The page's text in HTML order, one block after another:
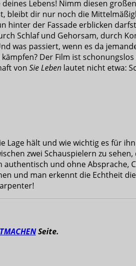
Lebens! Nimm diesen
bleibt dir nur noch die
hinter der Fassade erblicken
Schlaf und Gehorsam, durch
was passiert, wenn es da
Der Film ist
von Sie Leben lautet nicht etwa:
Lage hält und wie wichtig es für
zwei Schauspielern zu sehen,
authentisch und ohne Absprache,
und man erkennt die Echtheit
Seite.